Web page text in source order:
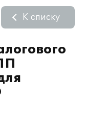
К списку